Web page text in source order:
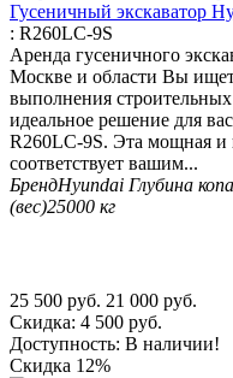
Гусеничный экскаватор
: R260LC-9S
Аренда гусеничного
Москве и области Вы
выполнения
идеальное решение для
R260LC-9S. Эта мощная
соответствует вашим...
БрендHyundai Глубина
(вес)25000 кг
25 500 руб. 21 000 руб.
Скидка: 4 500 руб.
Доступность: В наличии!
Скидка 12%